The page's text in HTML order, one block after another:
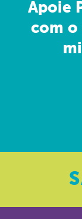
Apoie
com o